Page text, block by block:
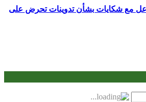
مع شكايات بشأن تدوينات تحرض على